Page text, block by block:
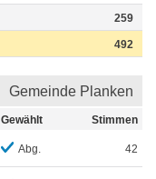
259
492
Gemeinde Planken
Gewählt Stimmen
Abg. 42